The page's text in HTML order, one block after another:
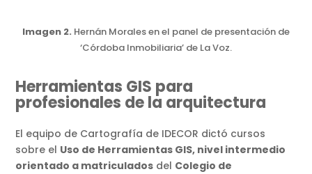
Imagen 2. Hernán Morales en el panel de presentación de
‘Córdoba Inmobiliaria’ de La Voz.
Herramientas GIS para
profesionales de la arquitectura
El equipo de Cartografía de IDECOR dictó cursos
sobre el Uso de Herramientas GIS, nivel intermedio
orientado a matriculados del Colegio de